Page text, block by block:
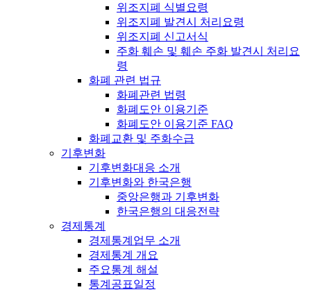
위조지폐 식별요령
위조지폐 발견시 처리요령
위조지폐 신고서식
주화 훼손 및 훼손 주화 발견시 처리요
령
화폐 관련 법규
화폐관련 법령
화폐도안 이용기준
화폐도안 이용기준 FAQ
화폐교환 및 주화수급
기후변화
기후변화대응 소개
기후변화와 한국은행
중앙은행과 기후변화
한국은행의 대응전략
경제통계
경제통계업무 소개
경제통계 개요
주요통계 해설
통계공표일정